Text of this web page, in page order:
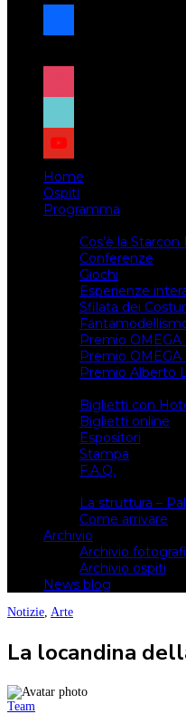
facebook
x
instagram
tiktok
youtube
Home
Ospiti
Programma
Cos’è la Starcon
Conferenze
Giochi
Esperienze
Sfilata dei
Premio OMEGA
Premio OMEGA
Premio Alberto
Biglietti con
Biglietti online
Espositori
Stampa
F.A.Q.
La struttura –
Come arrivare
Archivio
Archivio
Archivio ospiti
News blog
Notizie, Arte
La locandina
Team